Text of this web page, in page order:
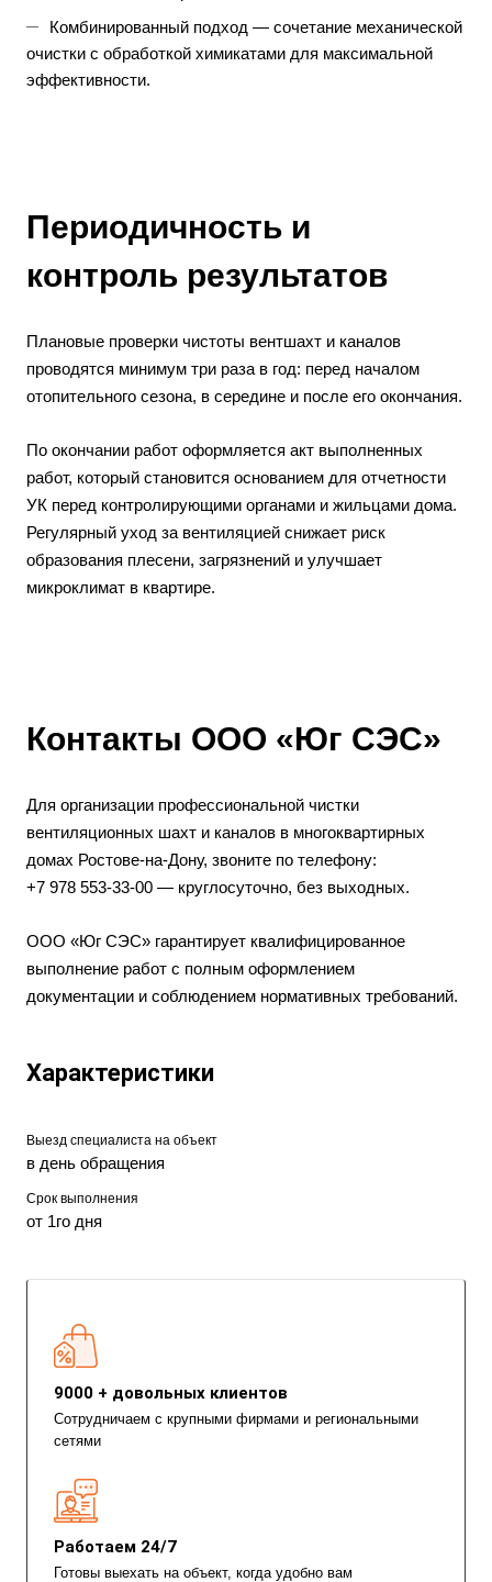
Комбинированный подход — сочетание механической
очистки с обработкой химикатами для максимальной
эффективности.
Периодичность и
контроль результатов
Плановые проверки чистоты вентшахт и каналов
проводятся минимум три раза в год: перед началом
отопительного сезона, в середине и после его окончания.
По окончании работ оформляется акт выполненных
работ, который становится основанием для отчетности
УК перед контролирующими органами и жильцами дома.
Регулярный уход за вентиляцией снижает риск
образования плесени, загрязнений и улучшает
микроклимат в квартире.
Контакты ООО «Юг СЭС»
Для организации профессиональной чистки
вентиляционных шахт и каналов в многоквартирных
домах Ростове-на-Дону, звоните по телефону:
+7 978 553-33-00 — круглосуточно, без выходных.
ООО «Юг СЭС» гарантирует квалифицированное
выполнение работ с полным оформлением
документации и соблюдением нормативных требований.
Характеристики
Выезд специалиста на объект
в день обращения
Срок выполнения
от 1го дня
9000 + довольных клиентов
Сотрудничаем с крупными фирмами и региональными
сетями
Работаем 24/7
Готовы выехать на объект, когда удобно вам